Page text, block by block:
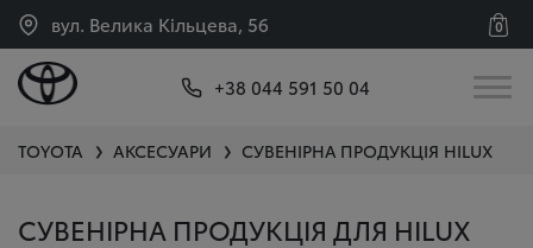
вул. Велика Кільцева, 56 0
+38 044 591 50 04
TOYOTA ❯ АКСЕСУАРИ ❯ СУВЕНІРНА ПРОДУКЦІЯ HILUX
СУВЕНІРНА ПРОДУКЦІЯ ДЛЯ HILUX